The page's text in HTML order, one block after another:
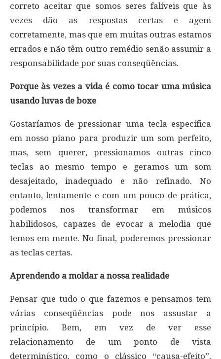
correto aceitar que somos seres falíveis que às
vezes dão as respostas certas e agem
corretamente, mas que em muitas outras estamos
errados e não têm outro remédio senão assumir a
responsabilidade por suas conseqüências.
Porque às vezes a vida é como tocar uma música
usando luvas de boxe
Gostaríamos de pressionar uma tecla específica
em nosso piano para produzir um som perfeito,
mas, sem querer, pressionamos outras cinco
teclas ao mesmo tempo e geramos um som
desajeitado, inadequado e não refinado. No
entanto, lentamente e com um pouco de prática,
podemos nos transformar em músicos
habilidosos, capazes de evocar a melodia que
temos em mente. No final, poderemos pressionar
as teclas certas.
Aprendendo a moldar a nossa realidade
Pensar que tudo o que fazemos e pensamos tem
várias conseqüências pode nos assustar a
princípio. Bem, em vez de ver esse
relacionamento de um ponto de vista
determinístico, como o clássico “causa-efeito”,